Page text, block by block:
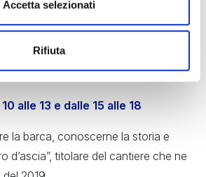
Accetta selezionati
Rifiuta
e adulti. A cura di Club Subacqueo
Subacquea
GOLETTA CATHOLICA
alle 13 e dalle 15 alle 18
la barca, conoscerne la storia e
d’ascia”, titolare del cantiere che ne